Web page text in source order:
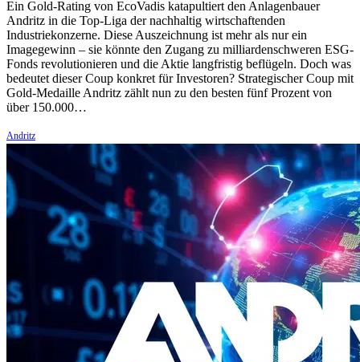
Ein Gold-Rating von EcoVadis katapultiert den Anlagenbauer
Andritz in die Top-Liga der nachhaltig wirtschaftenden
Industriekonzerne. Diese Auszeichnung ist mehr als nur ein
Imagegewinn – sie könnte den Zugang zu milliardenschweren ESG-
Fonds revolutionieren und die Aktie langfristig beflügeln. Doch was
bedeutet dieser Coup konkret für Investoren? Strategischer Coup mit
Gold-Medaille Andritz zählt nun zu den besten fünf Prozent von
über 150.000…
Andritz